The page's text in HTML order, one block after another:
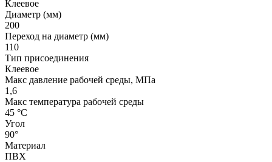
Клеевое
Диаметр (мм)
200
Переход на диаметр (мм)
110
Тип присоединения
Клеевое
Макс давление рабочей среды, МПа
1,6
Макс температура рабочей среды
45 °С
Угол
90°
Материал
ПВХ